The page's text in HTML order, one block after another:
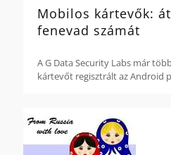
Mobilos kártevők:
fenevad számát
A G Data Security Labs már
kártevőt regisztrált az Android